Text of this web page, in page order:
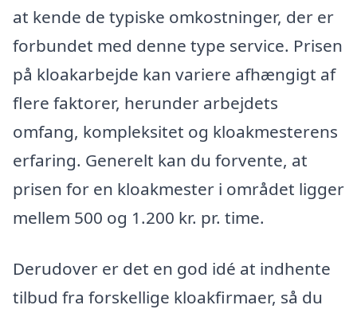
at kende de typiske omkostninger, der er
forbundet med denne type service. Prisen
på kloakarbejde kan variere afhængigt af
flere faktorer, herunder arbejdets
omfang, kompleksitet og kloakmesterens
erfaring. Generelt kan du forvente, at
prisen for en kloakmester i området ligger
mellem 500 og 1.200 kr. pr. time.
Derudover er det en god idé at indhente
tilbud fra forskellige kloakfirmaer, så du